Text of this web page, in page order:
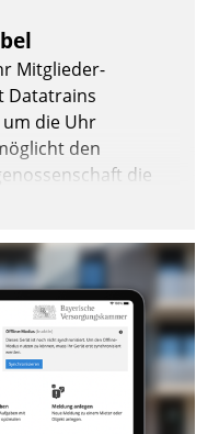
Mitglieder-
Datatrains
die Uhr
den
die
Tablet oder PC.